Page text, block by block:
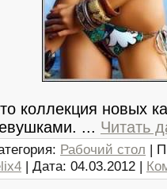
коллекция новых
... Читать
Рабочий стол |
| Дата: 04.03.2012 |